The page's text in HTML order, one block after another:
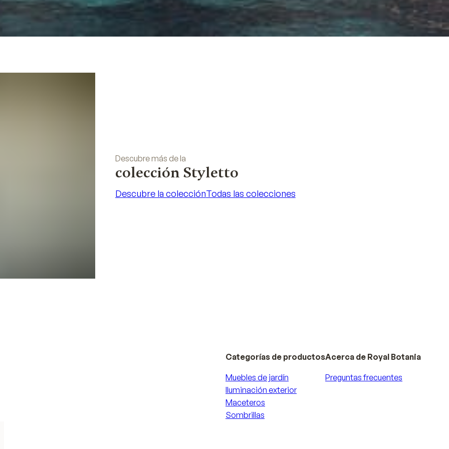
Descubre más de la
colección Styletto
Descubre la colecciónTodas las colecciones
Categorías de productos
Muebles de jardín
Iluminación exterior
Maceteros
Sombrillas
Acerca de Royal Botania
Preguntas frecuentes